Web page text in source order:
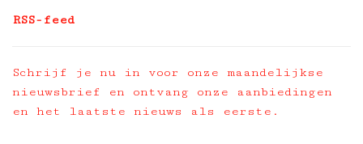
RSS-feed
Schrijf je nu in voor onze maandelijkse
nieuwsbrief en ontvang onze aanbiedingen
en het laatste nieuws als eerste.